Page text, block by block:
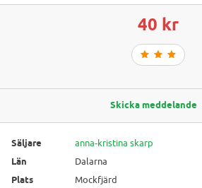
40 kr
Skicka meddelande
Säljare anna-kristina skarp
Län Dalarna
Plats Mockfjärd